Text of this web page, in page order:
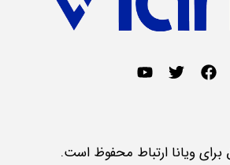
ویانا ارتباط محفوظ است.